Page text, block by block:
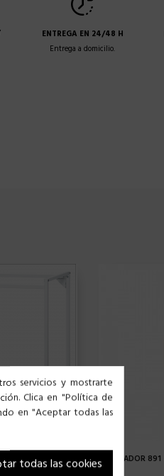
ENTREGA EN 24/48 H
Entrega a domicilio.
PÁJAROS SALTADOR
servicios y mostrarte
Clica en "Política de
en "Aceptar todas las
todas las cookies